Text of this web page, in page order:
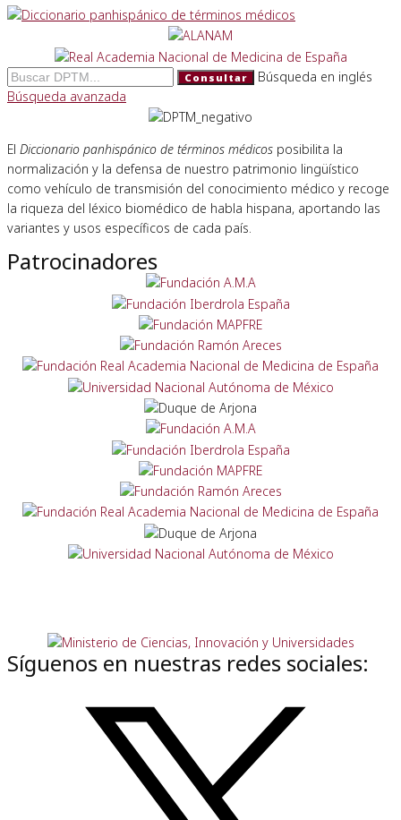
Consultar
Búsqueda en inglés
Búsqueda avanzada
El Diccionario panhispánico de términos médicos posibilita la
normalización y la defensa de nuestro patrimonio lingüístico
como vehículo de transmisión del conocimiento médico y recoge
la riqueza del léxico biomédico de habla hispana, aportando las
variantes y usos específicos de cada país.
Patrocinadores
Síguenos en nuestras redes sociales: